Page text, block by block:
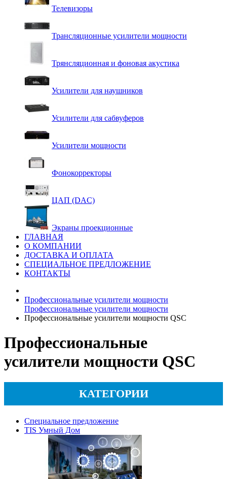
Телевизоры
Трансляционные усилители мощности
Трянсляционная и фоновая акустика
Усилители для наушников
Усилители для сабвуферов
Усилители мощности
Фонокорректоры
ЦАП (DAC)
Экраны проекционные
ГЛАВНАЯ
О КОМПАНИИ
ДОСТАВКА И ОПЛАТА
СПЕЦИАЛЬНОЕ ПРЕДЛОЖЕНИЕ
КОНТАКТЫ
Профессиональные усилители мощности
Профессиональные усилители мощности
Профессиональные усилители мощности QSC
Профессиональные
усилители мощности QSC
КАТЕГОРИИ
Специальное предложение
TIS Умный Дом